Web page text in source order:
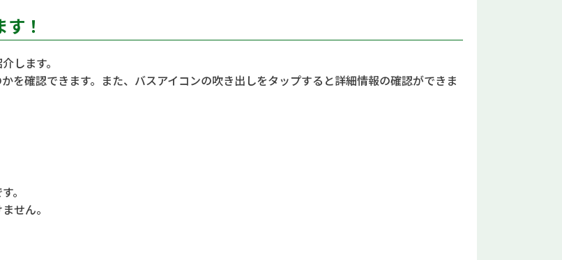
！
します。
を確認できます。また、バスアイコンの吹き出しをタップすると詳細情報の確認ができま
。
せん。